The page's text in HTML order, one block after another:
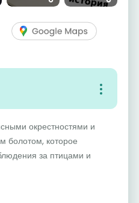
окрестностями и
болотом, которое
за птицами и